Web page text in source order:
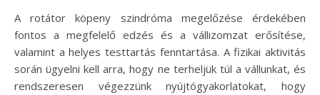
A rotátor köpeny szindróma megelőzése érdekében
fontos a megfelelő edzés és a vállizomzat erősítése,
valamint a helyes testtartás fenntartása. A fizikai aktivitás
során ügyelni kell arra, hogy ne terheljük túl a vállunkat, és
rendszeresen végezzünk nyújtógyakorlatokat, hogy